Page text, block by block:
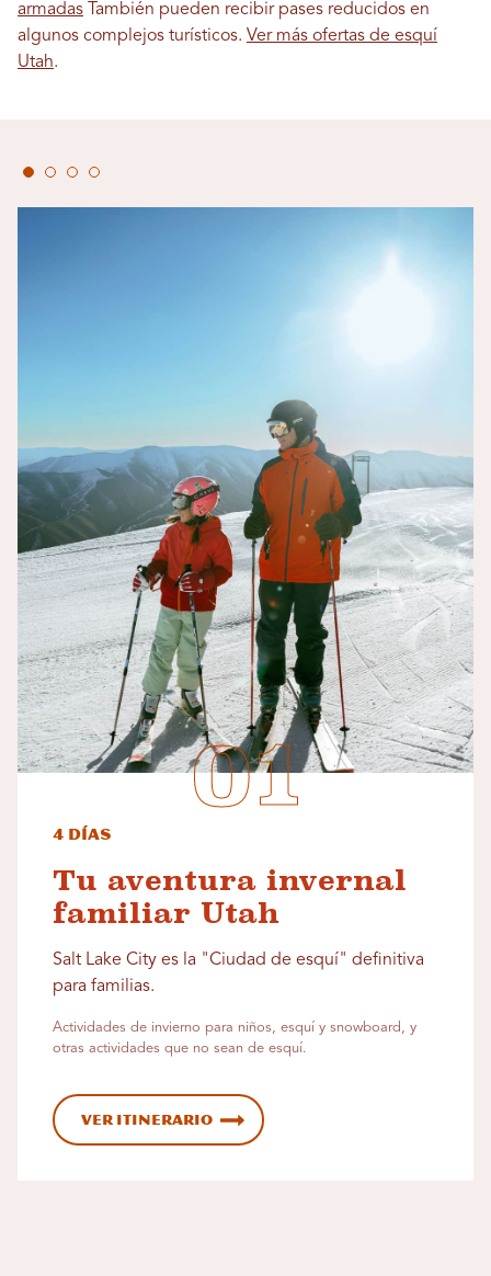
armadas También pueden recibir pases reducidos en
algunos complejos turísticos. Ver más ofertas de esquí
Utah.
4 días
Tu aventura invernal
familiar Utah
Salt Lake City es la "Ciudad de esquí" definitiva
para familias.
Actividades de invierno para niños, esquí y snowboard, y
otras actividades que no sean de esquí.
Ver itinerario